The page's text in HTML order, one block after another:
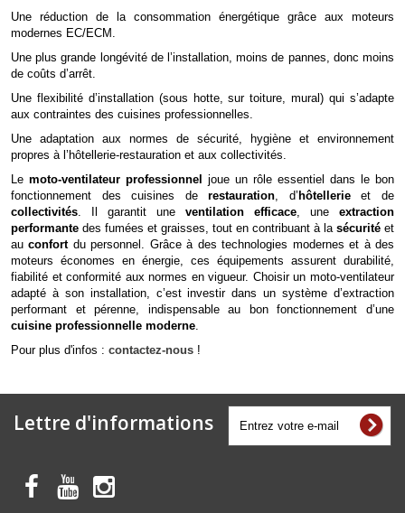
Une réduction de la consommation énergétique grâce aux moteurs
modernes EC/ECM.
Une plus grande longévité de l’installation, moins de pannes, donc moins
de coûts d’arrêt.
Une flexibilité d’installation (sous hotte, sur toiture, mural) qui s’adapte
aux contraintes des cuisines professionnelles.
Une adaptation aux normes de sécurité, hygiène et environnement
propres à l’hôtellerie-restauration et aux collectivités.
Le moto-ventilateur professionnel
joue un rôle essentiel dans le bon
fonctionnement des cuisines derestauration, d’ hôtellerieet de
collectivités. Il garantit une ventilation efficace, une extraction
performante des fumées et graisses, tout en contribuant à la sécurité et
auconfortdu personnel. Grâce à des technologies modernes et à des
moteurs économes en énergie, ces équipements assurent durabilité,
fiabilité et conformité aux normes en vigueur. Choisir un moto-ventilateur
adapté à son installation, c’est investir dans un système d’extraction
performant et pérenne, indispensable au bon fonctionnement d’une
cuisine professionnelle moderne.
Pour plus d'infos : contactez-nous !
Lettre d'informations